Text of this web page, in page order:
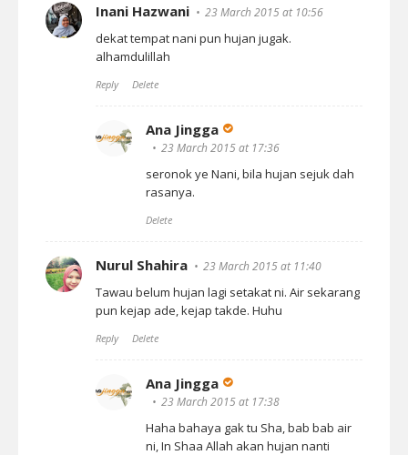
Inani Hazwani 23 March 2015 at 10:56
dekat tempat nani pun hujan jugak.
alhamdulillah
Reply Delete
Ana Jingga
23 March 2015 at 17:36
seronok ye Nani, bila hujan sejuk dah
rasanya.
Delete
Nurul Shahira 23 March 2015 at 11:40
Tawau belum hujan lagi setakat ni. Air sekarang
pun kejap ade, kejap takde. Huhu
Reply Delete
Ana Jingga
23 March 2015 at 17:38
Haha bahaya gak tu Sha, bab bab air
ni, In Shaa Allah akan hujan nanti